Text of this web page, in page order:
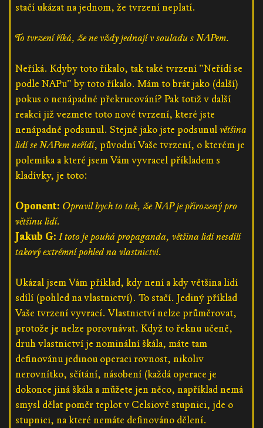
stačí ukázat na jednom, že tvrzení neplatí.
To tvrzení říká, že ne vždy jednají v souladu s NAPem.
Neříká. Kdyby toto říkalo, tak také tvrzení "Neřídí se
podle NAPu" by toto říkalo. Mám to brát jako (další)
pokus o nenápadné překrucování? Pak totiž v další
reakci již vezmete toto nové tvrzení, které jste
nenápadně podsunul. Stejně jako jste podsunulvětšina
lidí se NAPem neřídí, původní Vaše tvrzení, o kterém je
polemika a které jsem Vám vyvracel příkladem s
kladívky, je toto:
Oponent: Opravil bych to tak, že NAP je přirozený pro
většinu lidí.
Jakub G: I toto je pouhá propaganda, většina lidí nesdílí
takový extrémní pohled na vlastnictví.
Ukázal jsem Vám příklad, kdy není a kdy většina lidí
sdílí (pohled na vlastnictví). To stačí. Jediný příklad
Vaše tvrzení vyvrací. Vlastnictví nelze průměrovat,
protože je nelze porovnávat. Když to řeknu učeně,
druh vlastnictví je nominální škála, máte tam
definovánu jedinou operaci rovnost, nikoliv
nerovnítko, sčítání, násobení (každá operace je
dokonce jiná škála a můžete jen něco, například nemá
smysl dělat poměr teplot v Celsiově stupnici, jde o
stupnici, na které nemáte definováno dělení.